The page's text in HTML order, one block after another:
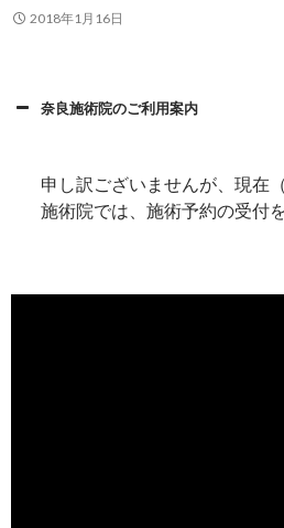
2018年1月16日
奈良施術院のご利用案内
申し訳ございませんが、現在
施術院では、施術予約の受付